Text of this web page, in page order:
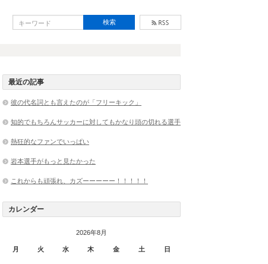
最近の記事
彼の代名詞とも言えたのが「フリーキック」
知的でもちろんサッカーに対してもかなり頭の切れる選手
熱狂的なファンでいっぱい
岩本選手がもっと見たかった
これからも頑張れ、カズーーーーー！！！！！
カレンダー
2026年8月
月 火 水 木 金 土 日